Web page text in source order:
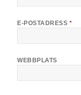
E-POSTADRESS *
WEBBPLATS